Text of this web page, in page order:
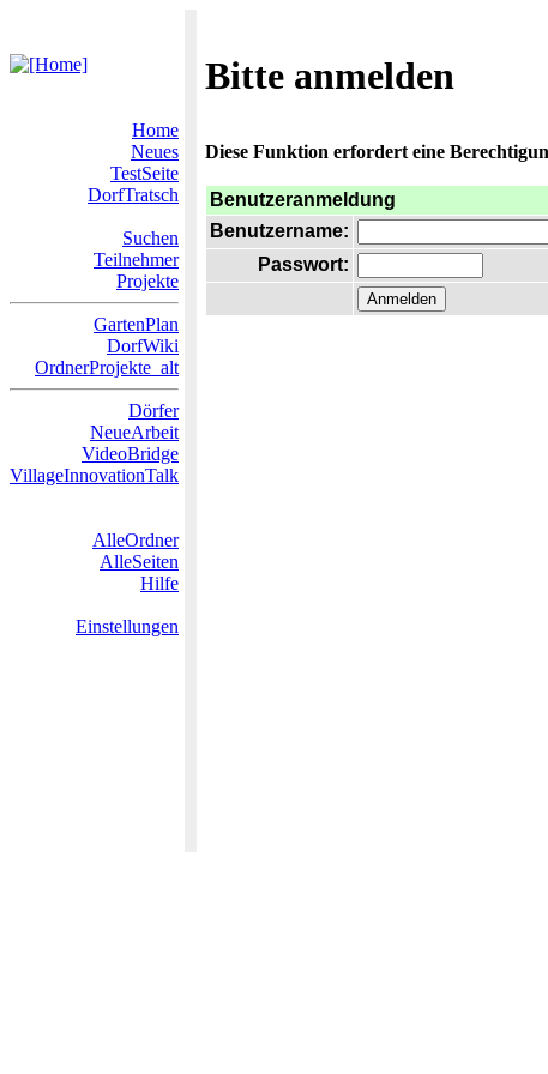
Bitte anmelden
Home
Neues
TestSeite
DorfTratsch
Suchen
Teilnehmer
Projekte
GartenPlan
DorfWiki
OrdnerProjekte_alt
Dörfer
NeueArbeit
VideoBridge
VillageInnovationTalk
AlleOrdner
AlleSeiten
Hilfe
Einstellungen
Diese Funktion erfordert eine
Benutzeranmeldung
Benutzername:
Passwort: